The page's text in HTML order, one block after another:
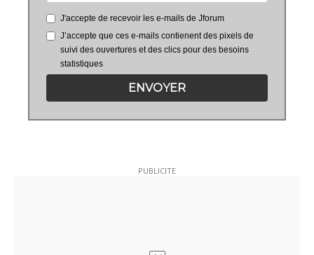
J'accepte de recevoir les e-mails de Jforum
J’accepte que ces e-mails contienent des pixels de
suivi des ouvertures et des clics pour des besoins
statistiques
ENVOYER